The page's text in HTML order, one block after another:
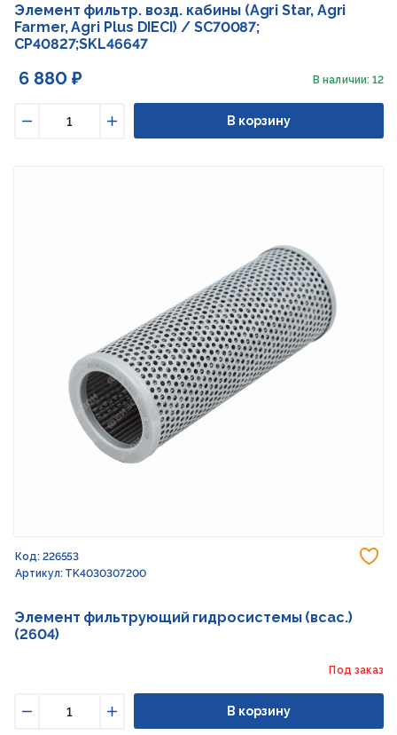
Элемент фильтр. возд. кабины (Agri Star, Agri
Farmer, Agri Plus DIECI) / SC70087;
CP40827;SKL46647
6 880 ₽ В наличии: 12
Увеличить
В корзину
Код: 226553
Артикул: TK4030307200
Элемент фильтрующий гидросистемы (всас.)
(2604)
Под заказ
Увеличить
В корзину